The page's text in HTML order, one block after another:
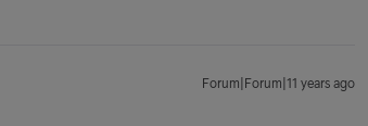
Forum|Forum|11 years ago